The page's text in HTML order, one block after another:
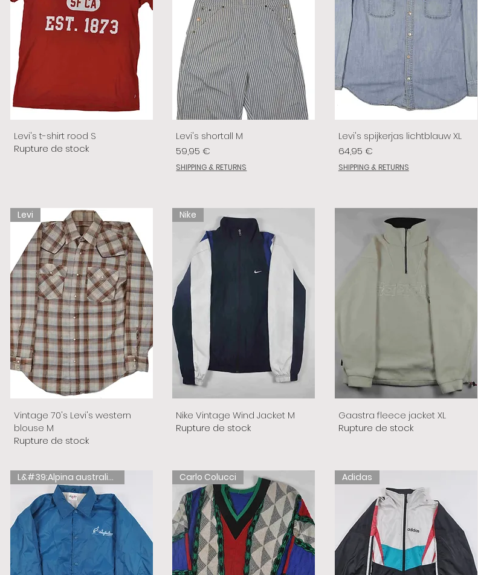
Levi's t-shirt rood S
Rupture de stock
Levi's shortall M
Prix
59,95 €
SHIPPING & RETURNS
Levi's spijkerjas lichtblauw XL
Prix
64,95 €
SHIPPING & RETURNS
Levi
Vintage 70's Levi's western
blouse M
Rupture de stock
Nike
Nike Vintage Wind Jacket M
Rupture de stock
Gaastra fleece jacket XL
Rupture de stock
L&#39;Alpina australienne Carlo Colucci Adidas